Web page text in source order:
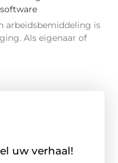
arbeidsbemiddeling is
Als eigenaar of
uw verhaal!